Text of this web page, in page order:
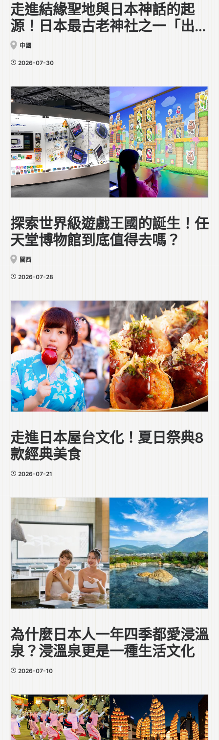
走進結緣聖地與日本神話的起
源！日本最古老神社之一「出雲
大社」
中國
2026-07-30
探索世界級遊戲王國的誕生！任
天堂博物館到底值得去嗎？
關西
2026-07-28
走進日本屋台文化！夏日祭典8
款經典美食
2026-07-21
為什麼日本人一年四季都愛浸溫
泉？浸溫泉更是一種生活文化
2026-07-10